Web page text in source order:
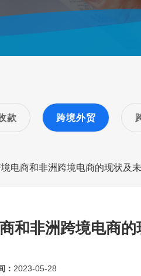
款 跨境外贸
电商和非洲跨境电商的现状及
和非洲跨境电商
： 2023-05-28